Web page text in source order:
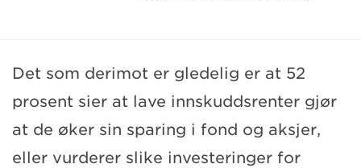
Det som derimot er gledelig er at 52
prosent sier at lave innskuddsrenter gjør
at de øker sin sparing i fond og aksjer,
eller vurderer slike investeringer for